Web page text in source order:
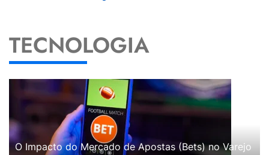
TECNOLOGIA
O Impacto do Mercado de Apostas (Bets) no Varejo